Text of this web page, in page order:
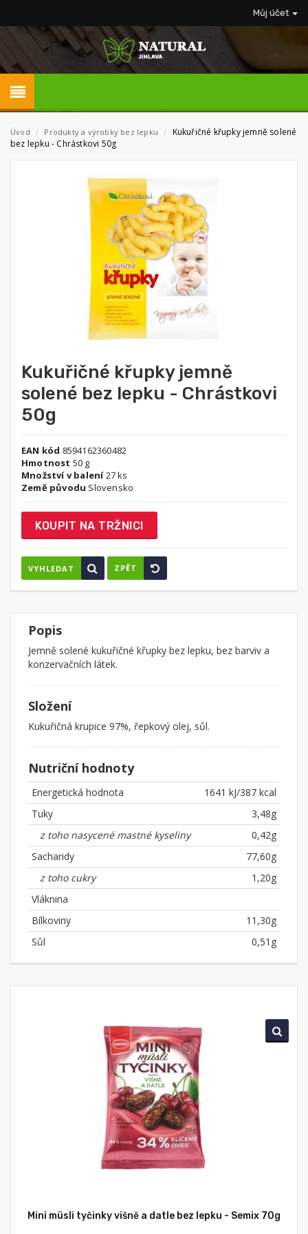
Můj účet
Úvod / Produkty a výrobky bez lepku / Kukuřičné křupky jemně solené
bez lepku - Chrástkovi 50g
Kukuřičné křupky jemně
solené bez lepku - Chrástkovi
50g
EAN kód 8594162360482
Hmotnost 50 g
Množství v balení27 ks
Země původu Slovensko
KOUPIT NA TRŽNICI
VYHLEDAT ZPĚT
Popis
Jemně solené kukuřičné křupky bez lepku, bez barviv a
konzervačních látek.
Složení
Kukuřičná krupice 97%, řepkový olej, sůl.
Nutriční hodnoty
Energetická hodnota
1641 kJ/387 kcal
Tuky
3,48g
z toho nasycené mastné kyseliny
0,42g
Sacharidy
77,60g
z toho cukry
1,20g
Vláknina
Bílkoviny
11,30g
Sůl
0,51g
Mini müsli tyčinky višně a datle bez lepku - Semix 70g